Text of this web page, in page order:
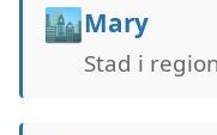
🏙️Mary
Stad i